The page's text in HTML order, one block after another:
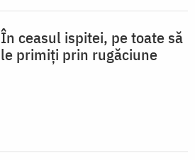
În ceasul ispitei, pe toate să
le primiți prin rugăciune